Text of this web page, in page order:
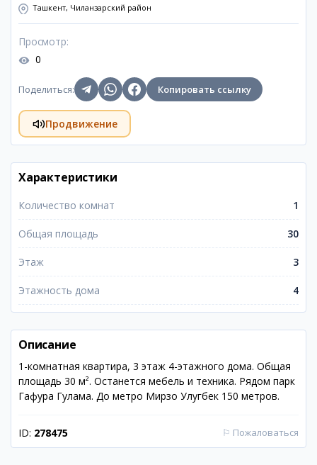
Ташкент, Чиланзарский район
Просмотр:
0
Поделиться: Копировать ссылку
Продвижение
Характеристики
Количество комнат 1
Общая площадь 30
Этаж 3
Этажность дома 4
Описание
1-комнатная квартира, 3 этаж 4-этажного дома. Общая
площадь 30 м². Останется мебель и техника. Рядом парк
Гафура Гулама. До метро Мирзо Улугбек 150 метров.
ID: 278475 ⚐ Пожаловаться